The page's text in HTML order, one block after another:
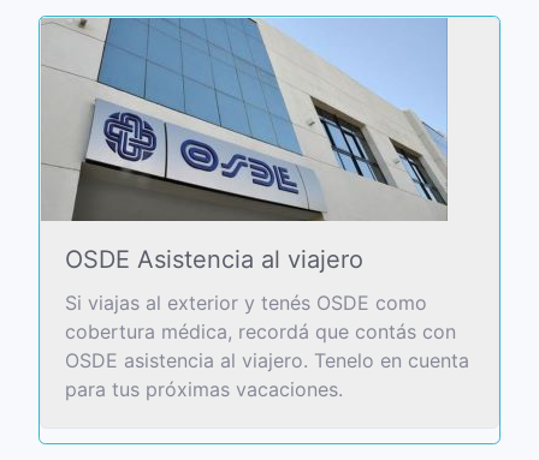
OSDE Asistencia al viajero
Si viajas al exterior y tenés OSDE como
cobertura médica, recordá que contás con
OSDE asistencia al viajero. Tenelo en cuenta
para tus próximas vacaciones.